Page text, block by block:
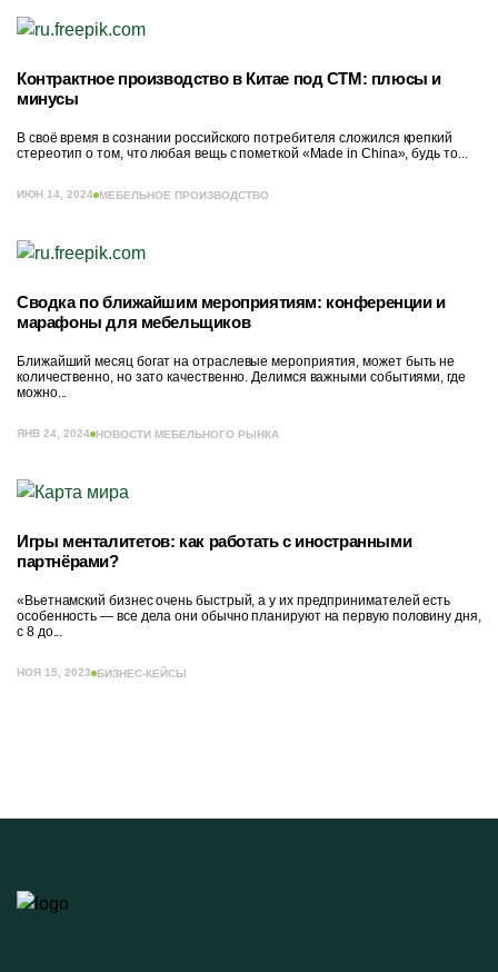
Контрактное производство в Китае под СТМ: плюсы и
минусы
В своё время в сознании российского потребителя сложился крепкий
стереотип о том, что любая вещь с пометкой «Made in China», будь то...
ИЮН 14, 2024 МЕБЕЛЬНОЕ ПРОИЗВОДСТВО
Сводка по ближайшим мероприятиям: конференции и
марафоны для мебельщиков
Ближайший месяц богат на отраслевые мероприятия, может быть не
количественно, но зато качественно. Делимся важными событиями, где
можно...
ЯНВ 24, 2024 НОВОСТИ МЕБЕЛЬНОГО РЫНКА
Игры менталитетов: как работать с иностранными
партнёрами?
«Вьетнамский бизнес очень быстрый, а у их предпринимателей есть
особенность — все дела они обычно планируют на первую половину дня,
с 8 до...
НОЯ 15, 2023 БИЗНЕС-КЕЙСЫ